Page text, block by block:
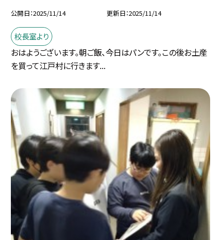
公開日 2025/11/14 更新日 2025/11/14
校長室より
おはようございます。朝ご飯、今日はパンです。この後お土産
を買って江戸村に行きます...